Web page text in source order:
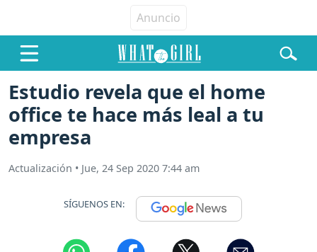
Estudio revela que el home
office te hace más leal a tu
empresa
Actualización • Jue, 24 Sep 2020 7:44 am
SÍGUENOS EN: